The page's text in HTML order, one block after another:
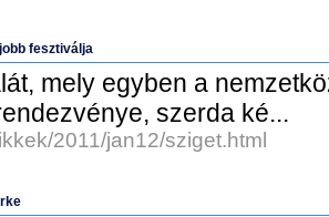
fesztiválja
mely egyben a
szerda ké...
2011/jan12/sziget.html